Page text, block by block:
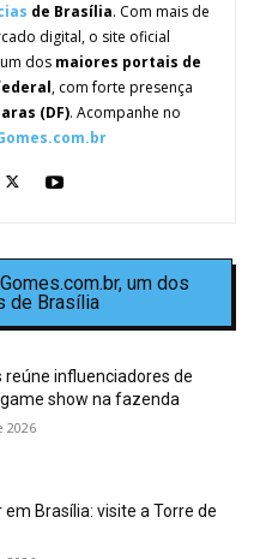
de Brasília. Com mais de
digital, o site oficial
dos maiores portais de
, com forte presença
(DF). Acompanhe no
um dos
de Brasília
reúne influenciadores de
show na fazenda
2026
Brasília: visite a Torre de